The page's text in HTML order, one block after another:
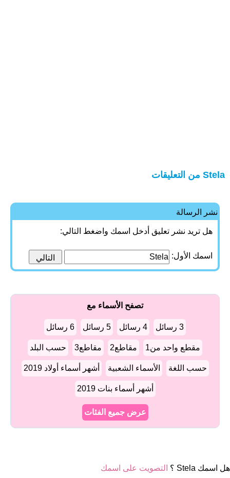
Stela من التعليقات
نشر الرسالة
هل تريد نشر تعليق أدخل اسمك واضغط التالي:
اسمك الأول:
تصفح الأسماء مع
3 رسائل 4 رسائل 5 رسائل 6 رسائل
مقطع واحد من1 مقاطع2 مقاطع3 حسب البلد
حسب اللغة الأسماء الشعبية أشهر أسماء أولاد 2019
أشهر أسماء بنات 2019
عرض جميع الفئات
هل اسمك Stela ؟ التصويت على اسمك